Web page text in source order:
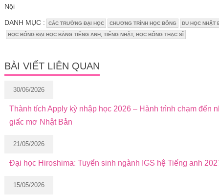
Nội
DANH MỤC : CÁC TRƯỜNG ĐẠI HỌC CHƯƠNG TRÌNH HỌC BỔNG DU HỌC NHẬT
HỌC BỔNG ĐẠI HỌC BẰNG TIẾNG ANH, TIẾNG NHẬT, HỌC BỔNG THẠC SĨ
BÀI VIẾT LIÊN QUAN
30/06/2026
Thành tích Apply kỳ nhập học 2026 – Hành trình chạm đến
giấc mơ Nhật Bản
21/05/2026
Đại học Hiroshima: Tuyển sinh ngành IGS hệ Tiếng anh
15/05/2026